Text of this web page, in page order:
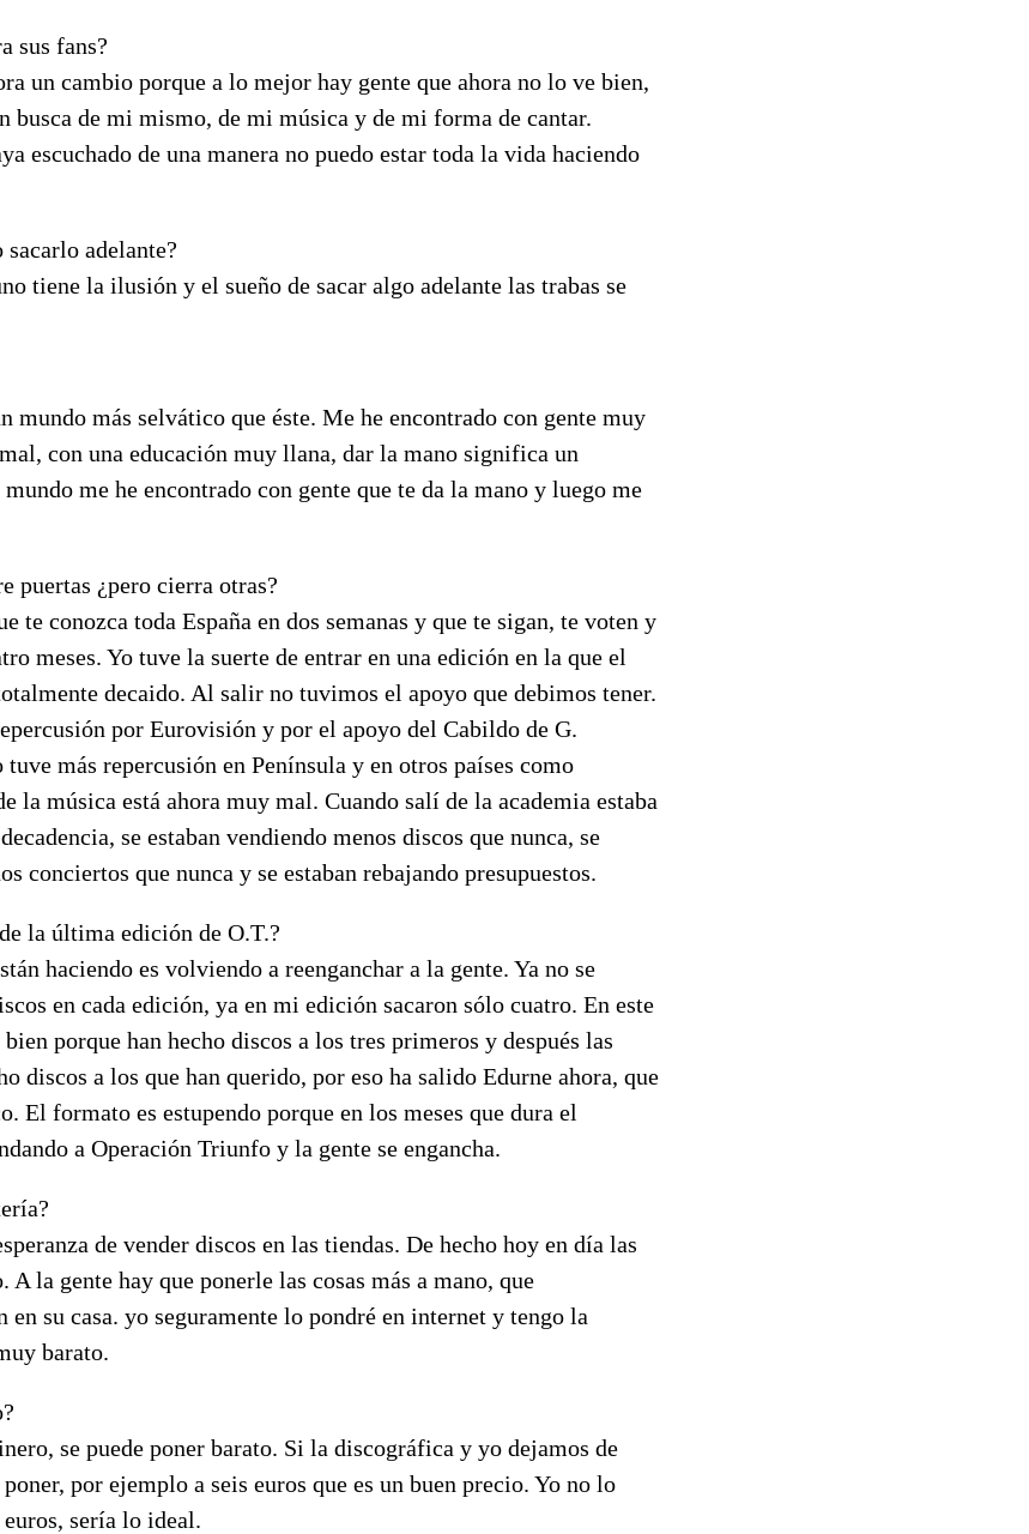
sus fans?
un cambio porque a lo mejor hay gente que ahora no lo ve bien,
busca de mi mismo, de mi música y de mi forma de cantar.
escuchado de una manera no puedo estar toda la vida haciendo
sacarlo adelante?
tiene la ilusión y el sueño de sacar algo adelante las trabas se
mundo más selvático que éste. Me he encontrado con gente muy
con una educación muy llana, dar la mano significa un
me he encontrado con gente que te da la mano y luego me
puertas ¿pero cierra otras?
te conozca toda España en dos semanas y que te sigan, te voten y
meses. Yo tuve la suerte de entrar en una edición en la que el
decaido. Al salir no tuvimos el apoyo que debimos tener.
por Eurovisión y por el apoyo del Cabildo de G.
tuve más repercusión en Península y en otros países como
la música está ahora muy mal. Cuando salí de la academia estaba
se estaban vendiendo menos discos que nunca, se
conciertos que nunca y se estaban rebajando presupuestos.
la última edición de O.T.?
haciendo es volviendo a reenganchar a la gente. Ya no se
en cada edición, ya en mi edición sacaron sólo cuatro. En este
porque han hecho discos a los tres primeros y después las
discos a los que han querido, por eso ha salido Edurne ahora, que
El formato es estupendo porque en los meses que dura el
a Operación Triunfo y la gente se engancha.
de vender discos en las tiendas. De hecho hoy en día las
A la gente hay que ponerle las cosas más a mano, que
en su casa. yo seguramente lo pondré en internet y tengo la
barato.
se puede poner barato. Si la discográfica y yo dejamos de
por ejemplo a seis euros que es un buen precio. Yo no lo
sería lo ideal.